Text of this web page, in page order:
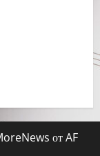
от AF